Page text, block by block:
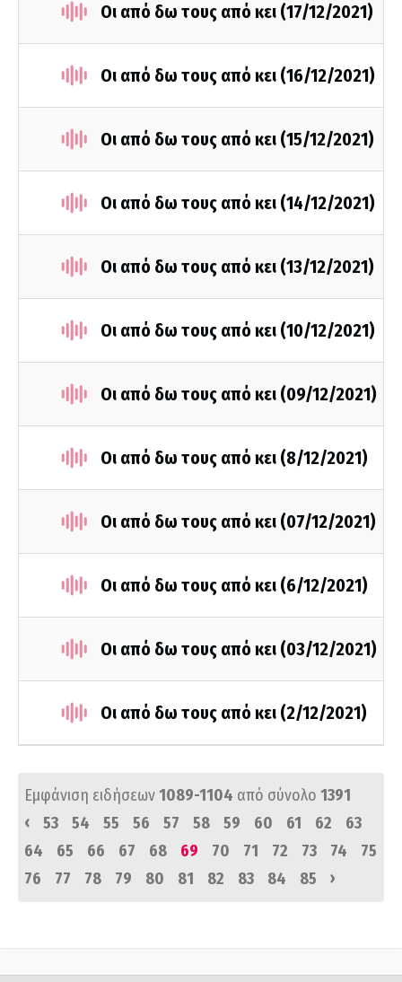
Οι από δω τους από κει (17/12/2021)
Οι από δω τους από κει (16/12/2021)
Οι από δω τους από κει (15/12/2021)
Οι από δω τους από κει (14/12/2021)
Οι από δω τους από κει (13/12/2021)
Οι από δω τους από κει (10/12/2021)
Οι από δω τους από κει (09/12/2021)
Οι από δω τους από κει (8/12/2021)
Οι από δω τους από κει (07/12/2021)
Οι από δω τους από κει (6/12/2021)
Οι από δω τους από κει (03/12/2021)
Οι από δω τους από κει (2/12/2021)
Εμφάνιση ειδήσεων1089-1104 από σύνολο 1391
‹
53 54 55 56 57 58 59 60 61 62
63
64
65 66 67 68 69 70 71 72 73 74
75
76
77 78 79 80 81 82 83 84 85 ›